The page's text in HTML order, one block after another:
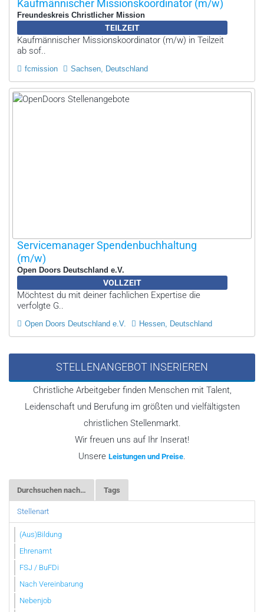
Kaufmännischer Missionskoordinator (m/w)
Freundeskreis Christlicher Mission
TEILZEIT
Kaufmännischer Missionskoordinator (m/w) in Teilzeit
ab sof..
fcmission Sachsen, Deutschland
Servicemanager Spendenbuchhaltung
(m/w)
Open Doors Deutschland e.V.
VOLLZEIT
Möchtest du mit deiner fachlichen Expertise die
verfolgte G..
Open Doors Deutschland e.V. Hessen, Deutschland
STELLENANGEBOT INSERIEREN
Christliche Arbeitgeber finden Menschen mit Talent,
Leidenschaft und Berufung im größten und vielfältigsten
christlichen Stellenmarkt.
Wir freuen uns auf Ihr Inserat!
Unsere Leistungen und Preise.
Durchsuchen nach… Tags
Stellenart
(Aus)Bildung
Ehrenamt
FSJ / BuFDi
Nach Vereinbarung
Nebenjob